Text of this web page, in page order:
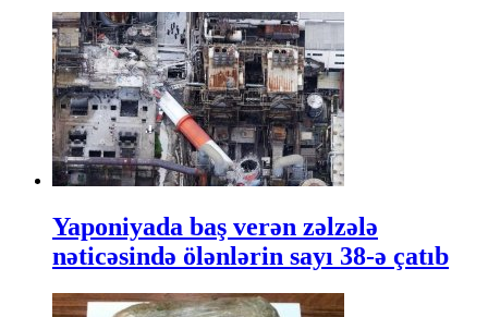
Yaponiyada baş verən zəlzələ
nəticəsində ölənlərin sayı 38-ə çatıb